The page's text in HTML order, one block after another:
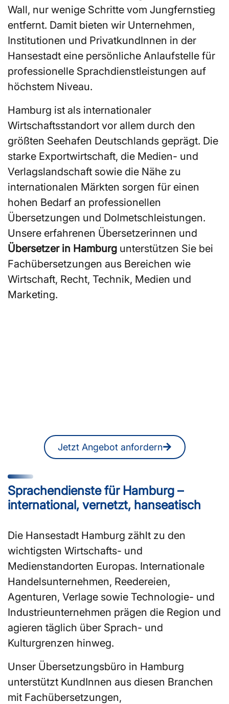
Wall, nur wenige Schritte vom Jungfernstieg
entfernt. Damit bieten wir Unternehmen,
Institutionen und PrivatkundInnen in der
Hansestadt eine persönliche Anlaufstelle für
professionelle Sprachdienstleistungen auf
höchstem Niveau.
Hamburg ist als internationaler
Wirtschaftsstandort vor allem durch den
größten Seehafen Deutschlands geprägt. Die
starke Exportwirtschaft, die Medien- und
Verlagslandschaft sowie die Nähe zu
internationalen Märkten sorgen für einen
hohen Bedarf an professionellen
Übersetzungen und Dolmetschleistungen.
Unsere erfahrenen Übersetzerinnen und
Übersetzer in Hamburg unterstützen Sie bei
Fachübersetzungen aus Bereichen wie
Wirtschaft, Recht, Technik, Medien und
Marketing.
Jetzt Angebot anfordern
Sprachendienste für Hamburg –
international, vernetzt, hanseatisch
Die Hansestadt Hamburg zählt zu den
wichtigsten Wirtschafts- und
Medienstandorten Europas. Internationale
Handelsunternehmen, Reedereien,
Agenturen, Verlage sowie Technologie- und
Industrieunternehmen prägen die Region und
agieren täglich über Sprach- und
Kulturgrenzen hinweg.
Unser Übersetzungsbüro in Hamburg
unterstützt KundInnen aus diesen Branchen
mit Fachübersetzungen,